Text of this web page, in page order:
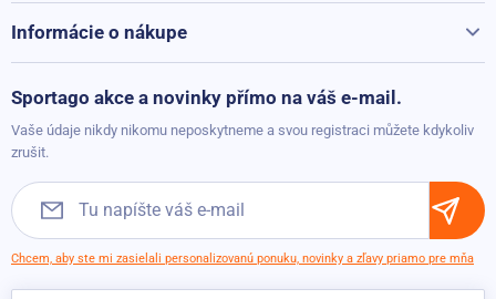
Kontakty
Informácie o nákupe
Obchodné podmienky
Sportago akce a novinky přímo na váš e-mail.
Vaše údaje nikdy nikomu neposkytneme a svou registraci můžete kdykoliv
zrušit.
Chcem, aby ste mi zasielali personalizovanú ponuku, novinky a zľavy priamo pre mňa